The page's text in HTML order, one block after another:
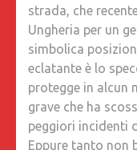
strada, che
Ungheria per un
simbolica
eclatante è lo
protegge in alcun
grave che ha
peggiori incidenti
Eppure tanto non